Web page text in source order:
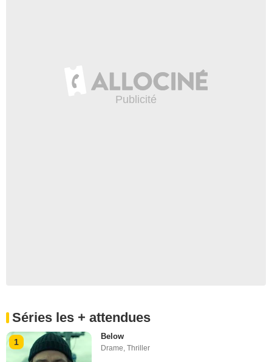
Séries les + attendues
1
Below
Drame,Thriller